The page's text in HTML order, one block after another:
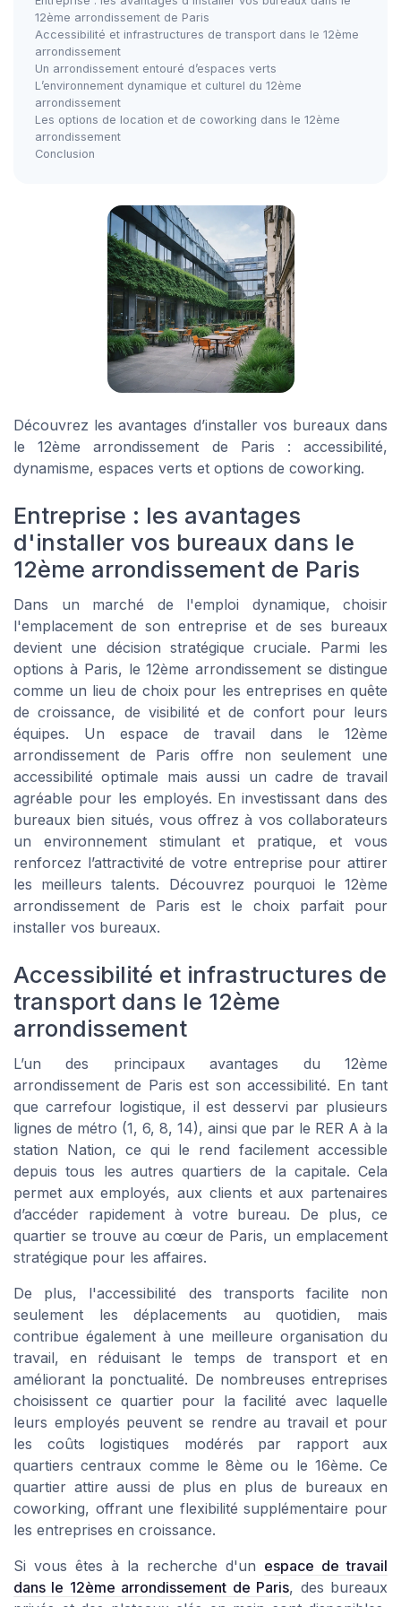
12ème arrondissement de Paris
Accessibilité et infrastructures de transport dans le 12ème
arrondissement
Un arrondissement entouré d’espaces verts
L’environnement dynamique et culturel du 12ème
arrondissement
Les options de location et de coworking dans le 12ème
arrondissement
Conclusion
Découvrez les avantages d’installer vos bureaux dans
le 12ème arrondissement de Paris : accessibilité,
dynamisme, espaces verts et options de coworking.
Entreprise : les avantages
d'installer vos bureaux dans le
12ème arrondissement de Paris
Dans un marché de l'emploi dynamique, choisir
l'emplacement de son entreprise et de ses bureaux
devient une décision stratégique cruciale. Parmi les
options à Paris, le 12ème arrondissement se distingue
comme un lieu de choix pour les entreprises en quête
de croissance, de visibilité et de confort pour leurs
équipes. Un espace de travail dans le 12ème
arrondissement de Paris offre non seulement une
accessibilité optimale mais aussi un cadre de travail
agréable pour les employés. En investissant dans des
bureaux bien situés, vous offrez à vos collaborateurs
un environnement stimulant et pratique, et vous
renforcez l’attractivité de votre entreprise pour attirer
les meilleurs talents. Découvrez pourquoi le 12ème
arrondissement de Paris est le choix parfait pour
installer vos bureaux.
Accessibilité et infrastructures de
transport dans le 12ème
arrondissement
L’un des principaux avantages du 12ème
arrondissement de Paris est son accessibilité. En tant
que carrefour logistique, il est desservi par plusieurs
lignes de métro (1, 6, 8, 14), ainsi que par le RER A à la
station Nation, ce qui le rend facilement accessible
depuis tous les autres quartiers de la capitale. Cela
permet aux employés, aux clients et aux partenaires
d’accéder rapidement à votre bureau. De plus, ce
quartier se trouve au cœur de Paris, un emplacement
stratégique pour les affaires.
De plus, l'accessibilité des transports facilite non
seulement les déplacements au quotidien, mais
contribue également à une meilleure organisation du
travail, en réduisant le temps de transport et en
améliorant la ponctualité. De nombreuses entreprises
choisissent ce quartier pour la facilité avec laquelle
leurs employés peuvent se rendre au travail et pour
les coûts logistiques modérés par rapport aux
quartiers centraux comme le 8ème ou le 16ème. Ce
quartier attire aussi de plus en plus de bureaux en
coworking, offrant une flexibilité supplémentaire pour
les entreprises en croissance.
Si vous êtes à la recherche d'un espace de travail
dans le 12ème arrondissement de Paris, des bureaux